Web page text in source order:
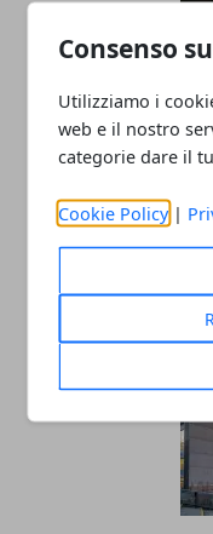
Consenso
Utilizziamo i
web e il nostro
categorie dare il
Cookie Policy |
Social Media
Complicato
25/09/2024